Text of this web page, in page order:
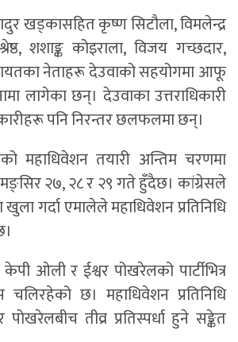
खड्कासहित कृष्ण सिटौला, विमलेन्द्र
शशाङ्क कोइराला, विजय गच्छदार,
नेताहरू देउवाको सहयोगमा आफू
लागेका छन्। देउवाका उत्तराधिकारी
पनि निरन्तर छलफलमा छन्।
महाधिवेशन तयारी अन्तिम चरणमा
२७, २८ र २९ गते हुँदैछ। कांग्रेसले
गर्दा एमालेले महाधिवेशन प्रतिनिधि
ओली र ईश्वर पोखरेलको पार्टीभित्र
चलिरहेको छ। महाधिवेशन प्रतिनिधि
तीव्र प्रतिस्पर्धा हुने सङ्केत